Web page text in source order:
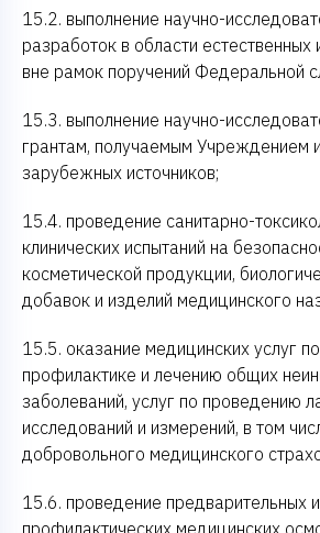
15.2. выполнение научно-
разработок в области естественных
вне рамок поручений Федеральной
15.3. выполнение научно-
грантам, получаемым Учреждением
зарубежных источников;
15.4. проведение санитарно-
клинических испытаний на
косметической продукции,
добавок и изделий медицинского
15.5. оказание медицинских услуг
профилактике и лечению общих
заболеваний, услуг по проведению
исследований и измерений, в том
добровольного медицинского
15.6. проведение предварительных